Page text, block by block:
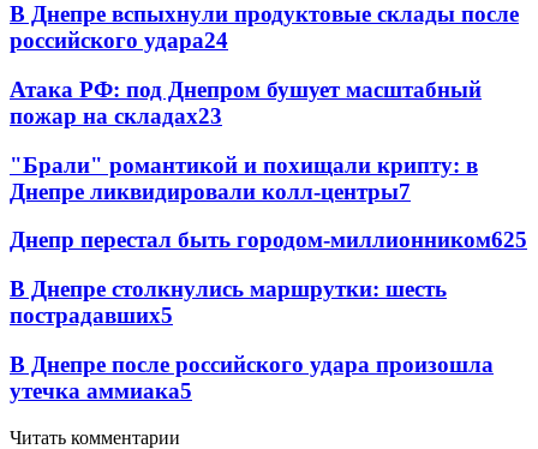
В Днепре вспыхнули продуктовые склады после
российского удара24
Атака РФ: под Днепром бушует масштабный
пожар на складах23
"Брали" романтикой и похищали крипту: в
Днепре ликвидировали колл-центры7
Днепр перестал быть городом-миллионником625
В Днепре столкнулись маршрутки: шесть
пострадавших5
В Днепре после российского удара произошла
утечка аммиака5
Читать комментарии